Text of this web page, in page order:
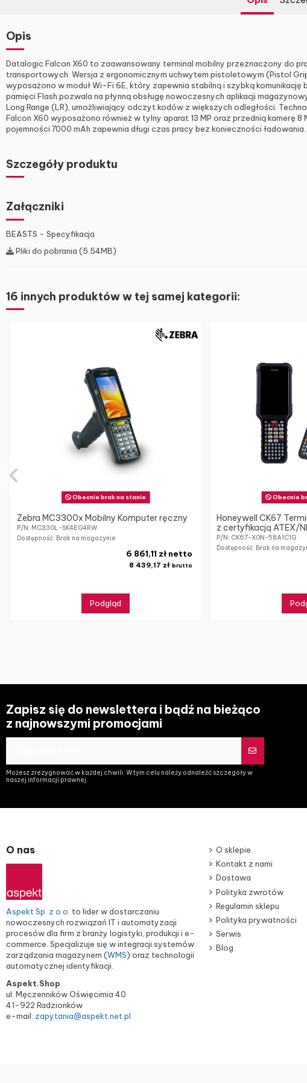
Opis
Datalogic Falcon X60 to zaawansowany terminal mobilny przeznaczony do
transportowych. Wersja z ergonomicznym uchwytem pistoletowym (Pistol
wyposażono w moduł Wi-Fi 6E, który zapewnia stabilną i szybką
pamięci Flash pozwala na płynną obsługę nowoczesnych aplikacji
Long Range (LR), umożliwiający odczyt kodów z większych odległości.
Falcon X60 wyposażono również w tylny aparat 13 MP oraz przednią kamerę
pojemności 7000 mAh zapewnia długi czas pracy bez konieczności ładowania.
Szczegóły produktu
Załączniki
BEASTS - Specyfikacja
Pliki do pobrania (5.54MB)
16 innych produktów w tej samej kategorii:
Obecnie brak na stanie
Zebra MC3300x Mobilny Komputer ręczny
P/N: MC330L-SK4EG4RW
Dostępność: Brak na magazynie
8 439,17 złbrutto
6 861,11 zł netto
Podgląd
Obecnie
Honeywell CK67
z certyfikacją ATEX/NI
P/N: CK67-X0N-58A1C1G
Dostępność: Brak na
Zapisz się do newslettera i bądź na bieżąco
z najnowszymi promocjami
Możesz zrezygnować w każdej chwili. W tym celu należy odnaleźć szczegóły w
naszej informacji prawnej.
O nas
Aspekt Sp. z o.o. to lider w dostarczaniu
nowoczesnych rozwiązań IT i automatyzacji
procesów dla firm z branży logistyki, produkcji i e-
commerce. Specjalizuje się w integracji systemów
zarządzania magazynem (WMS) oraz technologii
automatycznej identyfikacji.
Aspekt.Shop
ul. Męczenników Oświęcimia 40
41-922 Radzionków
e-mail: zapytania@aspekt.net.pl
O sklepie
Kontakt z nami
Dostawa
Polityka zwrotów
Regulamin sklepu
Polityka prywatności
Serwis
Blog